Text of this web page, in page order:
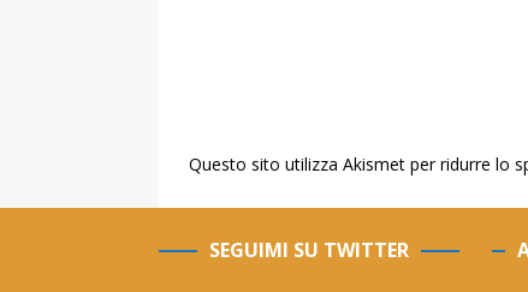
Questo sito utilizza Akismet per ridurre lo
SEGUIMI SU TWITTER